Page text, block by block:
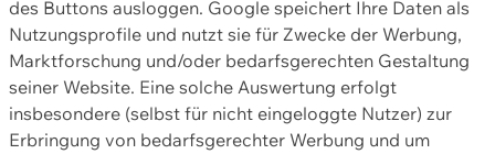
des Buttons ausloggen. Google speichert Ihre Daten als
Nutzungsprofile und nutzt sie für Zwecke der Werbung,
Marktforschung und/oder bedarfsgerechten Gestaltung
seiner Website. Eine solche Auswertung erfolgt
insbesondere (selbst für nicht eingeloggte Nutzer) zur
Erbringung von bedarfsgerechter Werbung und um